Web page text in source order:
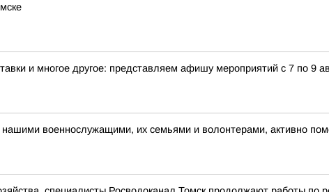
и многое другое: представляем афишу мероприятий с 7 по 9
военнослужащими, их семьями и волонтерами, активно